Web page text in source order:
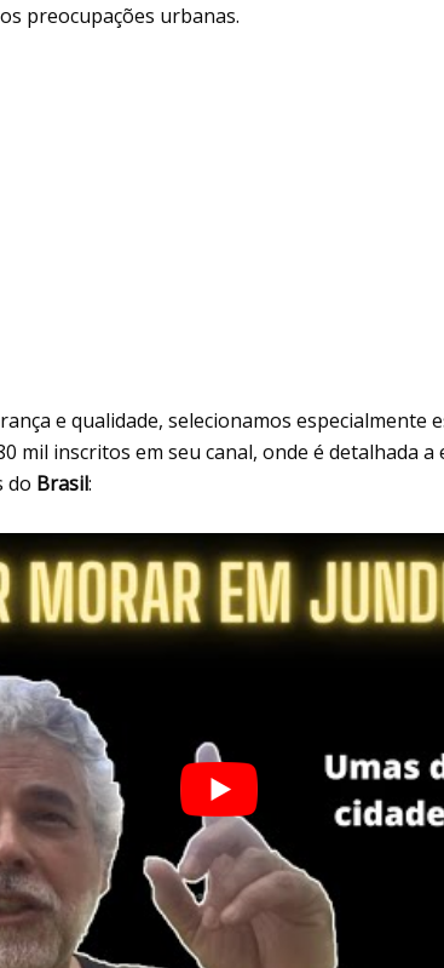
preocupações urbanas.
e qualidade, selecionamos especialmente
mil inscritos em seu canal, onde é detalhada
do Brasil: